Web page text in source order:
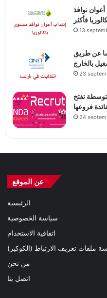
أعوان نوافذ
فأكثر
13
عن طريق
بالخارج
23
تفتح
24
عن الموقع
الرئيسية
سياسة الخصوصية
اتفاقية الاستخدام
ملفات تعريف الارتباط (الكوكيز)
من نحن
اتصل بنا